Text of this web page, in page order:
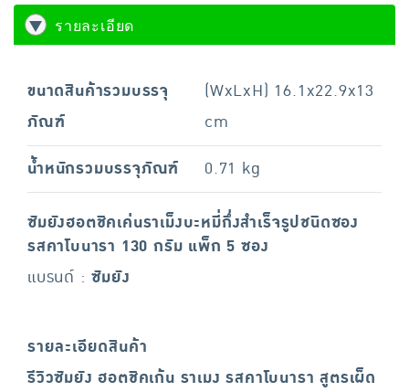
รายละเอียด
ขนาดสินค้ารวมบรรจุ
ภัณฑ์
(WxLxH) 16.1x22.9x13
cm
น้ำหนักรวมบรรจุภัณฑ์
0.71 kg
ซัมยังฮอตชิคเค่นราเม็งบะหมี่กึ่งสำเร็จรูปชนิดซอง
รสคาโบนารา 130 กรัม แพ็ก 5 ซอง
แบรนด์ :ซัมยัง
รายละเอียดสินค้า
รีวิวซัมยัง ฮอตชิคเก้น ราเมง รสคาโบนารา สูตรเผ็ด